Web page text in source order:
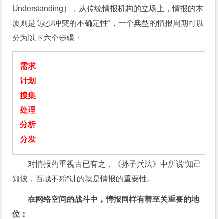
Understanding），从传统情报机构的立场上，情报的本
质则是“减少冲突的不确定性”，一个典型的情报周期可以
分为以下六个步骤：
需求
计划
搜集
处理
分析
分发
对情报的重视古已有之，《孙子兵法》中所说“知己
知彼，百战不殆”讲的就是情报的重要性。
在网络空间的战斗中，情报同样有着至关重要的地
位：